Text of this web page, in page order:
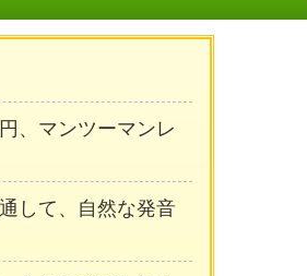
、マンツーマンレ
して、自然な発音